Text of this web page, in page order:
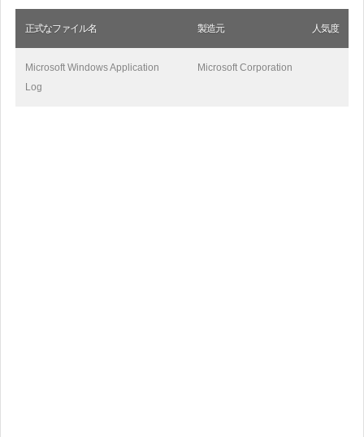
正式なファイル名 製造元 人気度
Microsoft Windows Application
Log
Microsoft Corporation